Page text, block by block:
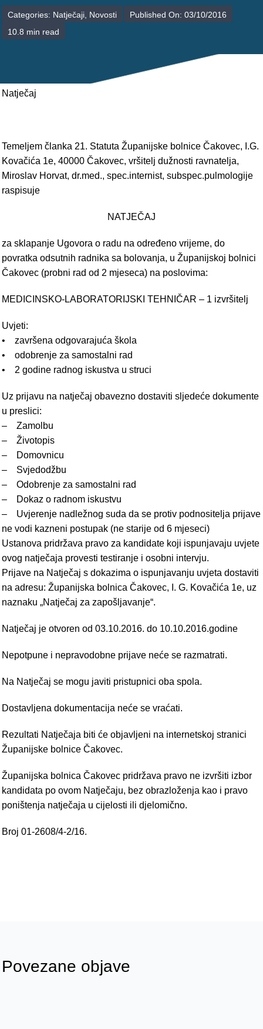
POLIKLINIKE
PALIJATIVNA SKRB
RAVNATELJSTVO
Categories: Natječaji, Novosti
Published On: 03/10/2016
10.8 min read
Natječaj
Temeljem članka 21. Statuta Županijske bolnice Čakovec, I.G.
Kovačića 1e, 40000 Čakovec, vršitelj dužnosti ravnatelja,
Miroslav Horvat, dr.med., spec.internist, subspec.pulmologije
raspisuje
NATJEČAJ
za sklapanje Ugovora o radu na određeno vrijeme, do
povratka odsutnih radnika sa bolovanja, u Županijskoj bolnici
Čakovec (probni rad od 2 mjeseca) na poslovima:
MEDICINSKO-LABORATORIJSKI TEHNIČAR – 1 izvršitelj
Uvjeti:
• završena odgovarajuća škola
• odobrenje za samostalni rad
• 2 godine radnog iskustva u struci
Uz prijavu na natječaj obavezno dostaviti sljedeće dokumente
u preslici:
– Zamolbu
– Životopis
– Domovnicu
– Svjedodžbu
– Odobrenje za samostalni rad
– Dokaz o radnom iskustvu
– Uvjerenje nadležnog suda da se protiv podnositelja prijave
ne vodi kazneni postupak (ne starije od 6 mjeseci)
Ustanova pridržava pravo za kandidate koji ispunjavaju uvjete
ovog natječaja provesti testiranje i osobni intervju.
Prijave na Natječaj s dokazima o ispunjavanju uvjeta dostaviti
na adresu: Županijska bolnica Čakovec, I. G. Kovačića 1e, uz
naznaku „Natječaj za zapošljavanje“.
Natječaj je otvoren od 03.10.2016. do 10.10.2016.godine
Nepotpune i nepravodobne prijave neće se razmatrati.
Na Natječaj se mogu javiti pristupnici oba spola.
Dostavljena dokumentacija neće se vraćati.
Rezultati Natječaja biti će objavljeni na internetskoj stranici
Županijske bolnice Čakovec.
Županijska bolnica Čakovec pridržava pravo ne izvršiti izbor
kandidata po ovom Natječaju, bez obrazloženja kao i pravo
poništenja natječaja u cijelosti ili djelomično.
Broj 01-2608/4-2/16.
Povezane objave